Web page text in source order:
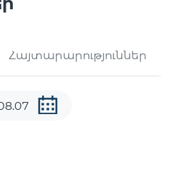
Հայտարարություններ